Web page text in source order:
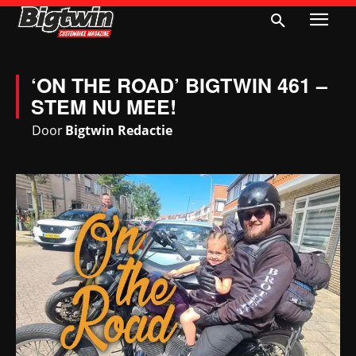
‘ON THE ROAD’ BIGTWIN 461 –
STEM NU MEE!
DoorBigtwin Redactie